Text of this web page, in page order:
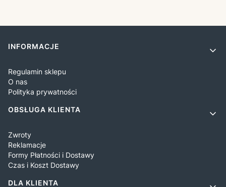
Linki w stopce
INFORMACJE
Regulamin sklepu
O nas
Polityka prywatności
OBSŁUGA KLIENTA
Zwroty
Reklamacje
Formy Płatności i Dostawy
Czas i Koszt Dostawy
DLA KLIENTA